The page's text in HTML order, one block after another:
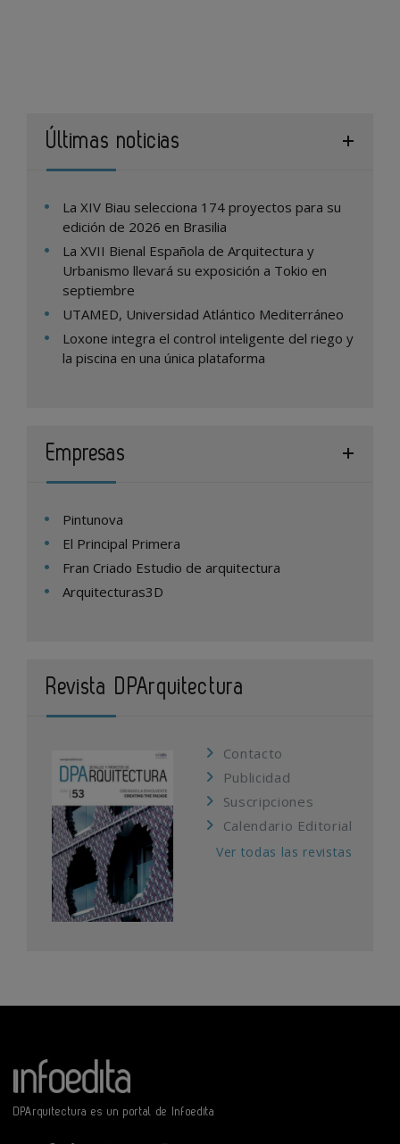
Últimas noticias
La XIV Biau selecciona 174 proyectos para su
edición de 2026 en Brasilia
La XVII Bienal Española de Arquitectura y
Urbanismo llevará su exposición a Tokio en
septiembre
UTAMED, Universidad Atlántico Mediterráneo
Loxone integra el control inteligente del riego y
la piscina en una única plataforma
Empresas
Pintunova
El Principal Primera
Fran Criado Estudio de arquitectura
Arquitecturas3D
Revista DPArquitectura
Contacto
Publicidad
Suscripciones
Calendario Editorial
Ver todas las revistas
DPArquitectura es un portal de Infoedita